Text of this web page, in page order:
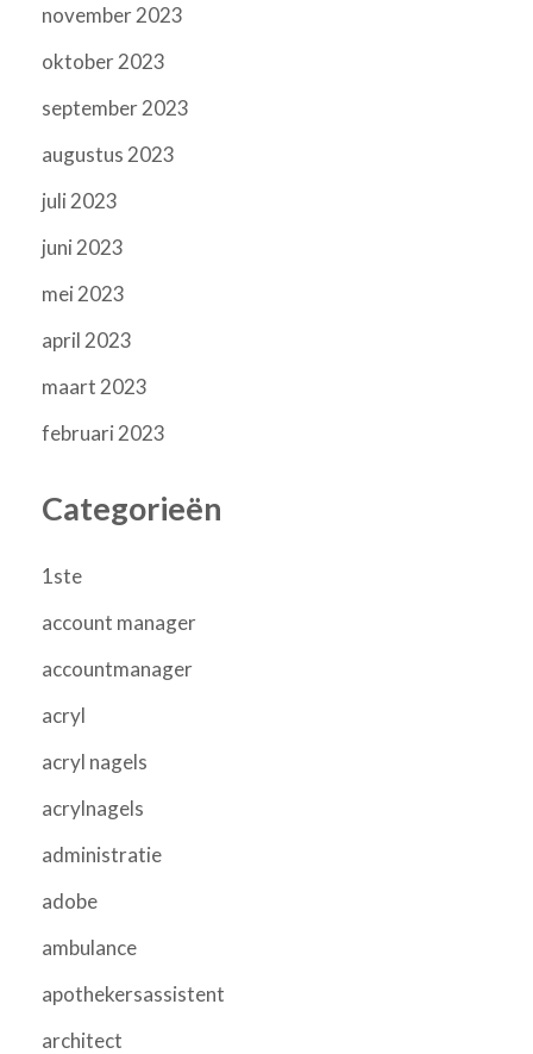
november 2023
oktober 2023
september 2023
augustus 2023
juli 2023
juni 2023
mei 2023
april 2023
maart 2023
februari 2023
Categorieën
1ste
account manager
accountmanager
acryl
acryl nagels
acrylnagels
administratie
adobe
ambulance
apothekersassistent
architect